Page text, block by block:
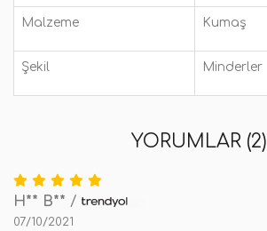
Malzeme Kumaş
Şekil Minderler
YORUMLAR (2)
H** B** /
07/10/2021